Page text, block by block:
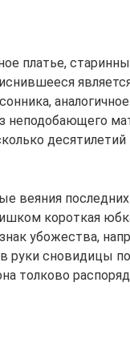
платье,
десятилетий
веяния последних
короткая
убожества,
руки сновидицы
толково